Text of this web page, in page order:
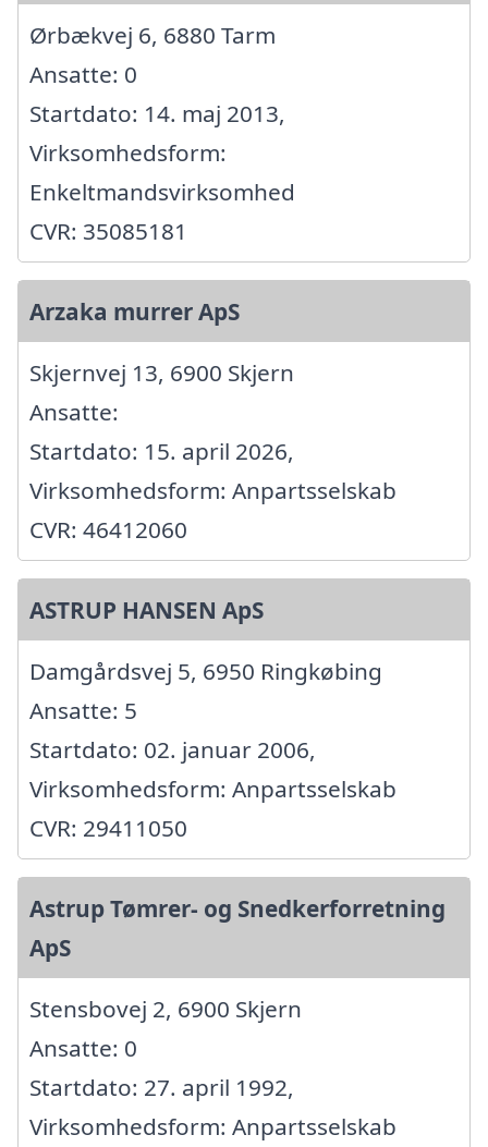
Ørbækvej 6, 6880 Tarm
Ansatte: 0
Startdato: 14. maj 2013,
Virksomhedsform:
Enkeltmandsvirksomhed
CVR: 35085181
Arzaka murrer ApS
Skjernvej 13, 6900 Skjern
Ansatte:
Startdato: 15. april 2026,
Virksomhedsform: Anpartsselskab
CVR: 46412060
ASTRUP HANSEN ApS
Damgårdsvej 5, 6950 Ringkøbing
Ansatte: 5
Startdato: 02. januar 2006,
Virksomhedsform: Anpartsselskab
CVR: 29411050
Astrup Tømrer- og Snedkerforretning
ApS
Stensbovej 2, 6900 Skjern
Ansatte: 0
Startdato: 27. april 1992,
Virksomhedsform: Anpartsselskab